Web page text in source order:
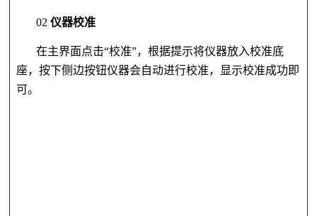
02仪器校准
在主界面点击“校准”，根据提示将仪器放入校准底
座，按下侧边按钮仪器会自动进行校准，显示校准成功即
可。